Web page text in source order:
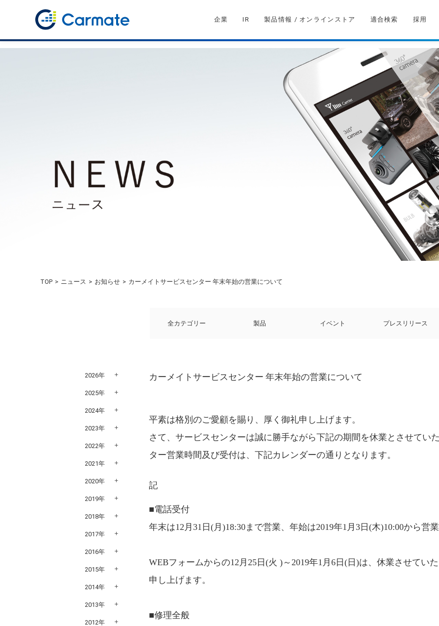
企業 IR 製品情報 / オンラインストア 適合検索 採用
TOP ニュース お知らせ カーメイトサービスセンター 年末年始の営業について
全カテゴリー 製品 イベント プレスリリース
カーメイトサービスセンター 年末年始の営業について
平素は格別のご愛顧を賜り、厚く御礼申し上げます。
さて、サービスセンターは誠に勝手ながら下記の期間を休業とさせてい
ター営業時間及び受付は、下記カレンダーの通りとなります。
記
■電話受付
年末は12月31日(月)18:30まで営業、年始は2019年1月3日(木)10:00から営
WEBフォームからの12月25日(火 )～2019年1月6日(日)は、休業させてい
申し上げます。
■修理全般
2026年
2025年
2024年
2023年
2022年
2021年
2020年
2019年
2018年
2017年
2016年
2015年
2014年
2013年
2012年